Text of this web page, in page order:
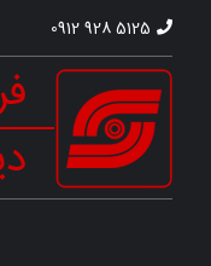
0912 928 5125